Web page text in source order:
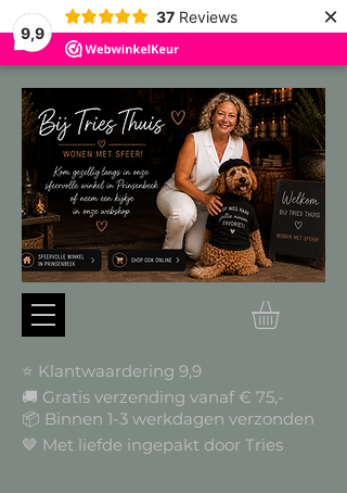
9,9
37 Reviews ×
⭐ Klantwaardering 9,9
🚚 Gratis verzending vanaf € 75,-
📦 Binnen 1-3 werkdagen verzonden
🤎 Met liefde ingepakt door Tries